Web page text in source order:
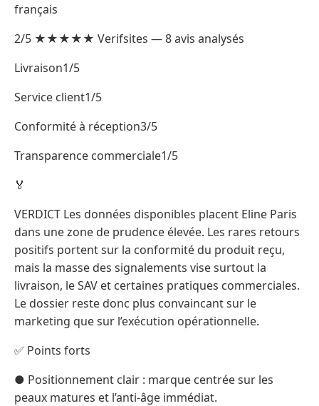
français
2/5 ★★★★★ Verifsites — 8 avis analysés
Livraison1/5
Service client1/5
Conformité à réception3/5
Transparence commerciale1/5
🏅
VERDICT Les données disponibles placent Eline Paris
dans une zone de prudence élevée. Les rares retours
positifs portent sur la conformité du produit reçu,
mais la masse des signalements vise surtout la
livraison, le SAV et certaines pratiques commerciales.
Le dossier reste donc plus convaincant sur le
marketing que sur l’exécution opérationnelle.
✅ Points forts
● Positionnement clair : marque centrée sur les
peaux matures et l’anti-âge immédiat.